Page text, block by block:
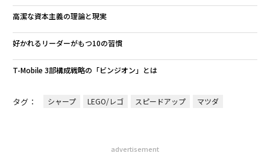
高潔な資本主義の理論と現実
好かれるリーダーがもつ10の習慣
T-Mobile 3部構成戦略の「ビンジオン」とは
タグ： シャープ LEGO/レゴ スピードアップ マツダ
advertisement